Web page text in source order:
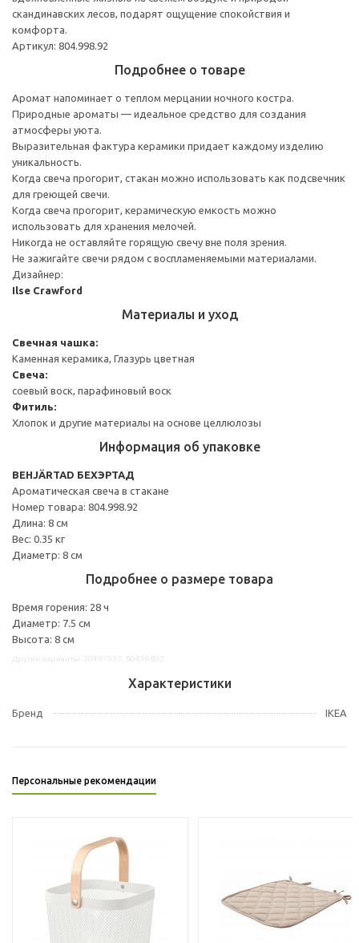
скандинавских лесов, подарят ощущение спокойствия и
комфорта.
Артикул: 804.998.92
Подробнее о товаре
Аромат напоминает о теплом мерцании ночного костра.
Природные ароматы — идеальное средство для создания
атмосферы уюта.
Выразительная фактура керамики придает каждому изделию
уникальность.
Когда свеча прогорит, стакан можно использовать как подсвечник
для греющей свечи.
Когда свеча прогорит, керамическую емкость можно
использовать для хранения мелочей.
Никогда не оставляйте горящую свечу вне поля зрения.
Не зажигайте свечи рядом с воспламеняемыми материалами.
Дизайнер:
Ilse Crawford
Материалы и уход
Свечная чашка:
Каменная керамика, Глазурь цветная
Свеча:
соевый воск, парафиновый воск
Фитиль:
Хлопок и другие материалы на основе целлюлозы
Информация об упаковке
BEHJÄRTAD БЕХЭРТАД
Ароматическая свеча в стакане
Номер товара: 804.998.92
Длина: 8 см
Вес: 0.35 кг
Диаметр: 8 см
Подробнее о размере товара
Время горения: 28 ч
Диаметр: 7.5 см
Высота: 8 см
Характеристики
Бренд IKEA
Персональные рекомендации